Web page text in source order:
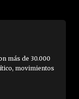
más de 30.000
movimientos